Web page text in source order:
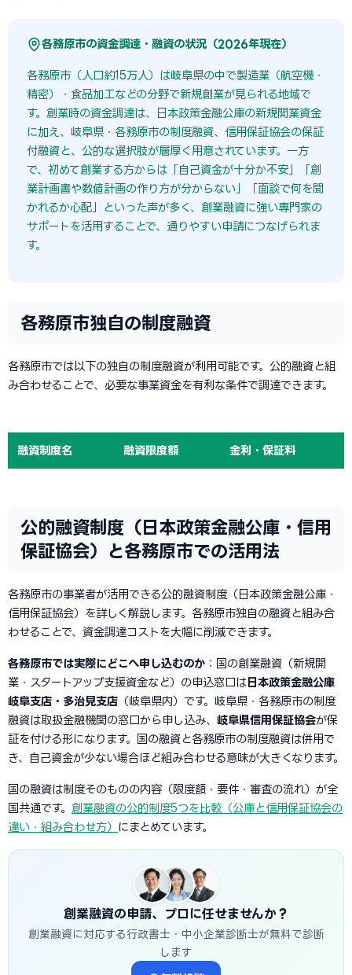
各務原市の資金調達・融資の状況（2026年現在）
各務原市（人口約15万人）は岐阜県の中で製造業（航空機・
精密）・食品加工などの分野で新規創業が見られる地域で
す。創業時の資金調達は、日本政策金融公庫の新規開業資金
に加え、岐阜県・各務原市の制度融資、信用保証協会の保証
付融資と、公的な選択肢が層厚く用意されています。一方
で、初めて創業する方からは「自己資金が十分か不安」「創
業計画書や数値計画の作り方が分からない」「面談で何を聞
かれるか心配」といった声が多く、創業融資に強い専門家の
サポートを活用することで、通りやすい申請につなげられま
す。
各務原市独自の制度融資
各務原市では以下の独自の制度融資が利用可能です。公的融資と組
み合わせることで、必要な事業資金を有利な条件で調達できます。
融資制度名 融資限度額 金利・保証料
公的融資制度（日本政策金融公庫・信用
保証協会）と各務原市での活用法
各務原市の事業者が活用できる公的融資制度（日本政策金融公庫・
信用保証協会）を詳しく解説します。各務原市独自の融資と組み合
わせることで、資金調達コストを大幅に削減できます。
各務原市では実際にどこへ申し込むのか ：国の創業融資（新規開
業・スタートアップ支援資金など）の申込窓口は 日本政策金融公庫
岐阜支店・多治見支店 （岐阜県内）です。岐阜県・各務原市の制度
融資は取扱金融機関の窓口から申し込み、 岐阜県信用保証協会が保
証を付ける形になります。国の融資と各務原市の制度融資は併用で
き、自己資金が少ない場合ほど組み合わせる意味が大きくなります。
国の融資は制度そのものの内容（限度額・要件・審査の流れ）が全
国共通です。 創業融資の公的制度5つを比較（公庫と信用保証協会の
違い・組み合わせ方） にまとめています。
創業融資の申請、プロに任せませんか？
創業融資に対応する行政書士・中小企業診断士が無料で診断
します